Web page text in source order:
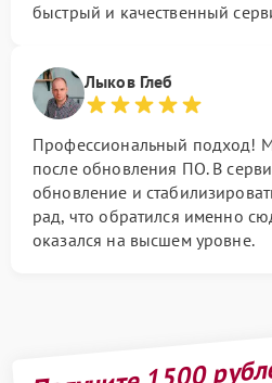
быстрый и качественный
Лыков Глеб
Профессиональный подход!
после обновления ПО. В
обновление и
рад, что обратился именно
оказался на высшем уровне.